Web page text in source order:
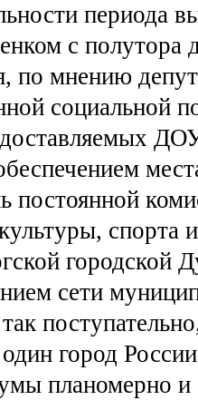
периода
с полутора
по мнению
социальной
постоянной
спорта
городской
сети
город
планомерно и